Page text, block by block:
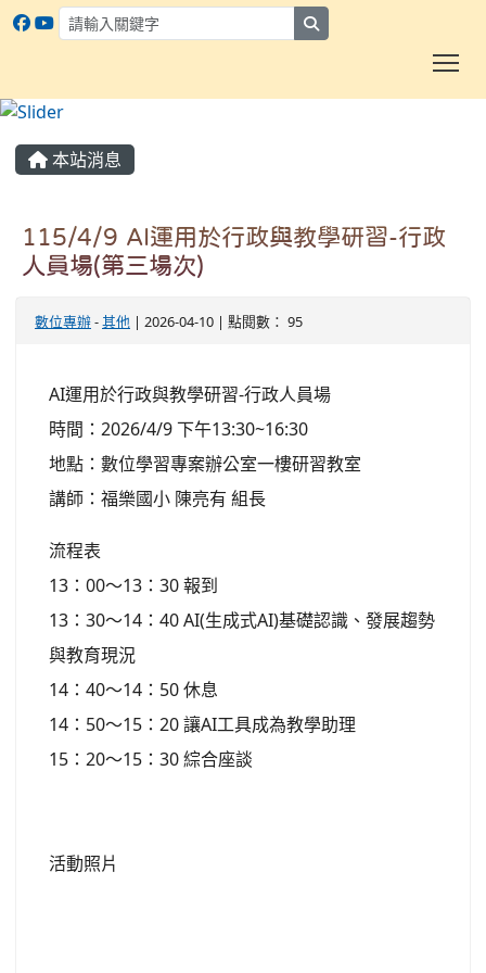
本站消息
115/4/9 AI運用於行政與教學研習-行政
人員場(第三場次)
數位專辦-其他 | 2026-04-10 | 點閱數： 95
AI運用於行政與教學研習-行政人員場
時間：2026/4/9 下午13:30~16:30
地點：數位學習專案辦公室一樓研習教室
講師：福樂國小 陳亮有 組長
流程表
13：00～13：30 報到
13：30～14：40 AI(生成式AI)基礎認識、發展趨勢
與教育現況
14：40～14：50 休息
14：50～15：20 讓AI工具成為教學助理
15：20～15：30 綜合座談
活動照片